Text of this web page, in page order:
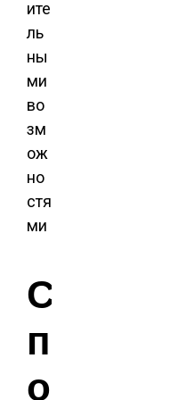
ите
ль
ны
ми
во
зм
ож
но
стя
ми
С
п
о